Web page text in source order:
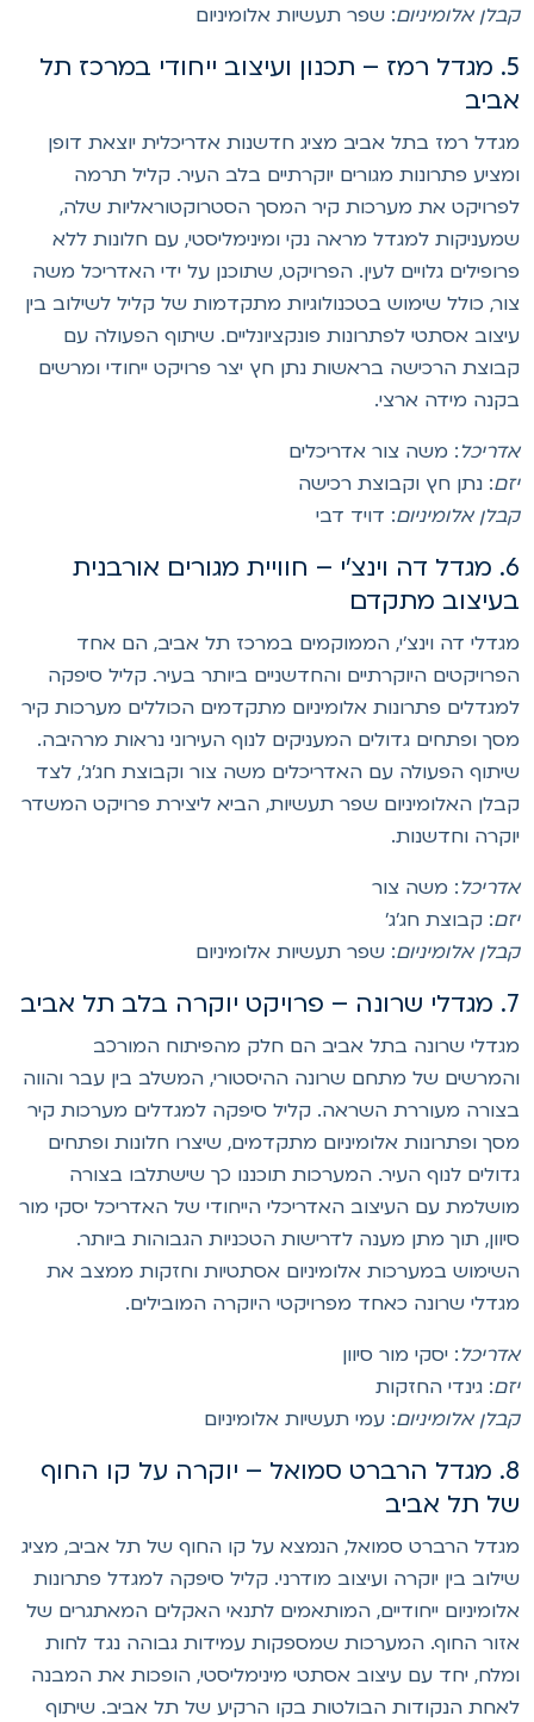
אלומיניום: שפר תעשיות אלומיניום
5. מגדל רמז – תכנון ועיצוב ייחודי במרכז תל
רמז בתל אביב מציג חדשנות אדריכלית יוצאת דופן
פתרונות מגורים יוקרתיים בלב העיר. קליל תרמה
את מערכות קיר המסך הסטרוקטוראליות שלה,
למגדל מראה נקי ומינימליסטי, עם חלונות ללא
גלויים לעין. הפרויקט, שתוכנן על ידי האדריכל משה
כולל שימוש בטכנולוגיות מתקדמות של קליל לשילוב בין
אסתטי לפתרונות פונקציונליים. שיתוף הפעולה עם
הרכישה בראשות נתן חץ יצר פרויקט ייחודי ומרשים
מידה ארצי.
: משה צור אדריכלים
: נתן חץ וקבוצת רכישה
אלומיניום: דויד דבי
6. מגדל דה וינצ'י – חוויית מגורים אורבנית
מתקדם
דה וינצ'י, הממוקמים במרכז תל אביב, הם אחד
היוקרתיים והחדשניים ביותר בעיר. קליל סיפקה
פתרונות אלומיניום מתקדמים הכוללים מערכות קיר
ופתחים גדולים המעניקים לנוף העירוני נראות מרהיבה.
הפעולה עם האדריכלים משה צור וקבוצת חג'ג', לצד
האלומיניום שפר תעשיות, הביא ליצירת פרויקט המשדר
וחדשנות.
: משה צור
: קבוצת חג'ג'
אלומיניום: שפר תעשיות אלומיניום
שרונה בתל אביב הם חלק מהפיתוח המורכב
של מתחם שרונה ההיסטורי, המשלב בין עבר והווה
מעוררת השראה. קליל סיפקה למגדלים מערכות קיר
ופתרונות אלומיניום מתקדמים, שיצרו חלונות ופתחים
לנוף העיר. המערכות תוכננו כך שישתלבו בצורה
עם העיצוב האדריכלי הייחודי של האדריכל יסקי מור
תוך מתן מענה לדרישות הטכניות הגבוהות ביותר.
במערכות אלומיניום אסתטיות וחזקות ממצב את
שרונה כאחד מפרויקטי היוקרה המובילים.
: יסקי מור סיוון
: גינדי החזקות
אלומיניום: עמי תעשיות אלומיניום
8. מגדל הרברט סמואל – יוקרה על קו החוף
תל אביב
הרברט סמואל, הנמצא על קו החוף של תל אביב, מציג
בין יוקרה ועיצוב מודרני. קליל סיפקה למגדל פתרונות
ייחודיים, המותאמים לתנאי האקלים המאתגרים של
החוף. המערכות שמספקות עמידות גבוהה נגד לחות
יחד עם עיצוב אסתטי מינימליסטי, הופכות את המבנה
הנקודות הבולטות בקו הרקיע של תל אביב. שיתוף